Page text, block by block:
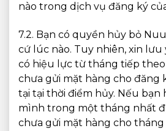
nào trong dịch vụ đăng ký
7.2. Bạn có quyền hủy bỏ
cứ lúc nào. Tuy nhiên, xin lưu
có hiệu lực từ tháng tiếp
chưa gửi mặt hàng cho đăng
tại tại thời điểm hủy. Nếu bạn
mình trong một tháng nhất
chưa gửi mặt hàng cho tháng